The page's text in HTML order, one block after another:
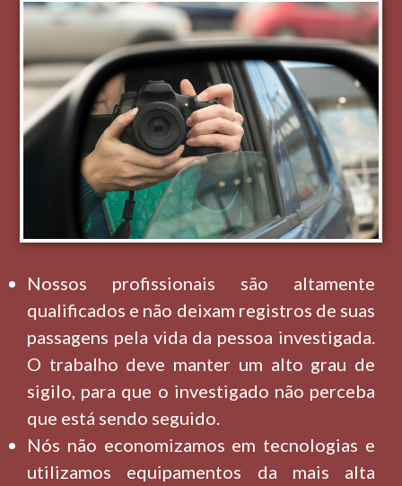
Nossos profissionais são altamente
qualificados e não deixam registros de suas
passagens pela vida da pessoa investigada.
O trabalho deve manter um alto grau de
sigilo, para que o investigado não perceba
que está sendo seguido.
Nós não economizamos em tecnologias e
utilizamos equipamentos da mais alta